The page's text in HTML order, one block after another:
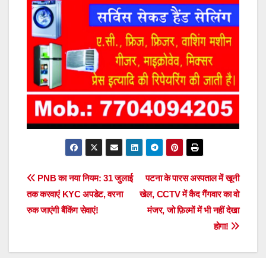
Post
navigation
पटना के पारस अस्पताल में खूनी
खेल, CCTV में कैद गैंगवार का वो
मंजर, जो फ़िल्मों में भी नहीं देखा
होगा!
PNB का नया नियम: 31 जुलाई
तक करवाएं KYC अपडेट, वरना
रुक जाएंगी बैंकिंग सेवाएं!